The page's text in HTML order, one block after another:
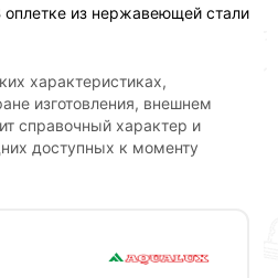
оплетке из нержавеющей стали
характеристиках,
изготовления, внешнем
справочный характер и
доступных к моменту